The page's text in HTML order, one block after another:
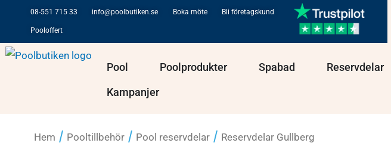
innehåll
08-551 715 33 info@poolbutiken.se Boka möte Bli företagskund
Pooloffert
Pool Öppna PoolPoolprodukter Öppna Poolprodukter
Spabad Öppna Spabad
Reservdelar
Kampanjer
Hem / Pooltillbehör/ Pool reservdelar/ Reservdelar Gullberg